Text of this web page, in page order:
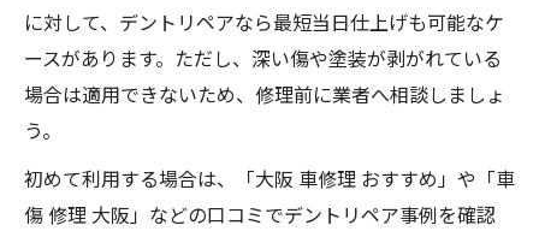
に対して、デントリペアなら最短当日仕上げも可能なケ
ースがあります。ただし、深い傷や塗装が剥がれている
場合は適用できないため、修理前に業者へ相談しましょ
う。
初めて利用する場合は、「大阪 車修理 おすすめ」や「車
傷 修理 大阪」などの口コミでデントリペア事例を確認